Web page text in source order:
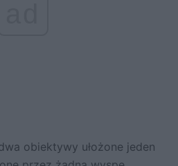
obiektywy ułożone jeden